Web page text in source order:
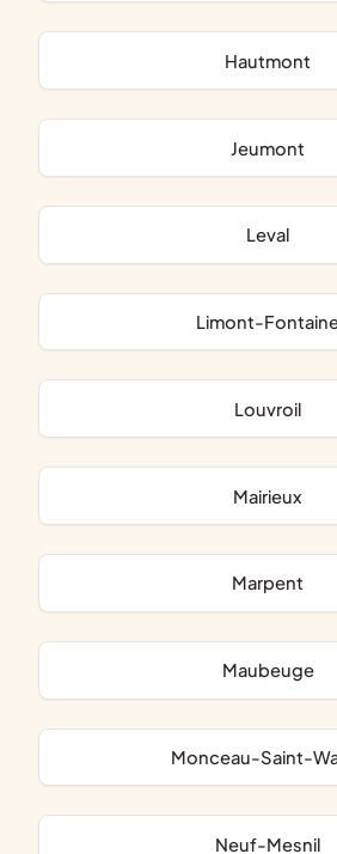
Hautmont
Jeumont
Leval
Limont-
Louvroil
Mairieux
Marpent
Maubeuge
Monceau-Saint-
Neuf-Mesnil